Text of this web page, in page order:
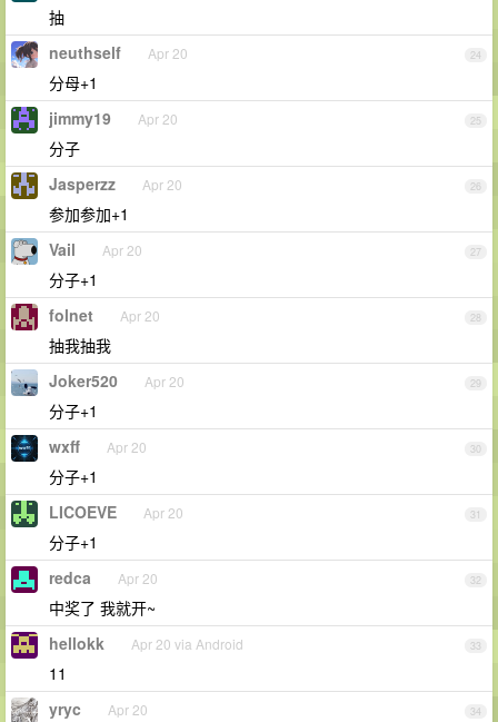
抽
24
neuthself Apr 20
分母+1
25
jimmy19 Apr 20
分子
26
Jasperzz Apr 20
参加参加+1
27
Vail Apr 20
分子+1
28
folnet Apr 20
抽我抽我
29
Joker520 Apr 20
分子+1
30
wxff Apr 20
分子+1
31
LICOEVE Apr 20
分子+1
32
redca Apr 20
中奖了 我就开~
33
hellokk Apr 20 via Android
11
34
yryc Apr 20